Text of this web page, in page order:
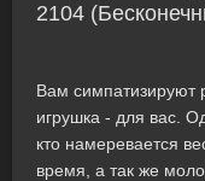
2104
Вам симпатизируют
игрушка - для вас.
кто намеревается
время, а так же